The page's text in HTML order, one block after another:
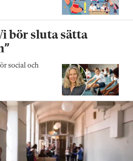
bör sluta sätta
social och